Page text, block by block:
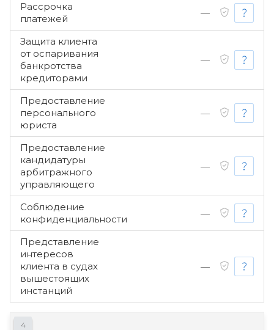
Рассрочка
платежей
—
Защита клиента
от оспаривания
банкротства
кредиторами
—
Предоставление
персонального
юриста
—
Предоставление
кандидатуры
арбитражного
управляющего
—
Соблюдение
конфиденциальности
—
Представление
интересов
клиента в судах
вышестоящих
инстанций
—
4